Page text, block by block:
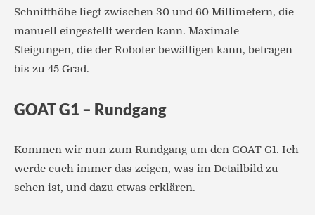
Schnitthöhe liegt zwischen 30 und 60 Millimetern, die
manuell eingestellt werden kann. Maximale
Steigungen, die der Roboter bewältigen kann, betragen
bis zu 45 Grad.
GOAT G1 – Rundgang
Kommen wir nun zum Rundgang um den GOAT G1. Ich
werde euch immer das zeigen, was im Detailbild zu
sehen ist, und dazu etwas erklären.